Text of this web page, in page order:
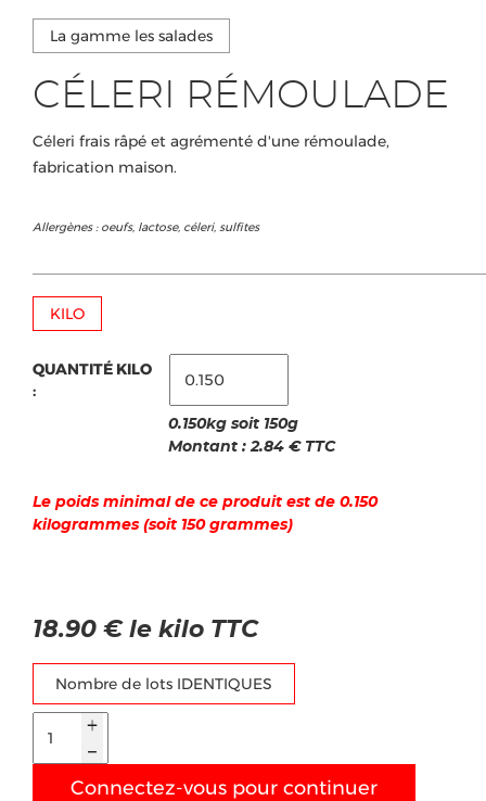
La gamme les salades
CÉLERI RÉMOULADE
Céleri frais râpé et agrémenté d'une rémoulade,
fabrication maison.
Allergènes : oeufs, lactose, céleri, sulfites
KILO
QUANTITÉ KILO
:
0.150kg soit 150g
Montant :2.84 € TTC
Le poids minimal de ce produit est de 0.150
kilogrammes (soit 150 grammes)
18.90 € le kilo TTC
Nombre de lots IDENTIQUES
Connectez-vous pour continuer